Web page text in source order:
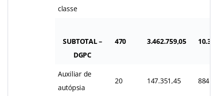
classe
SUBTOTAL –
DGPC
470 3.462.759,05
Auxiliar de
autópsia
20 147.351,45